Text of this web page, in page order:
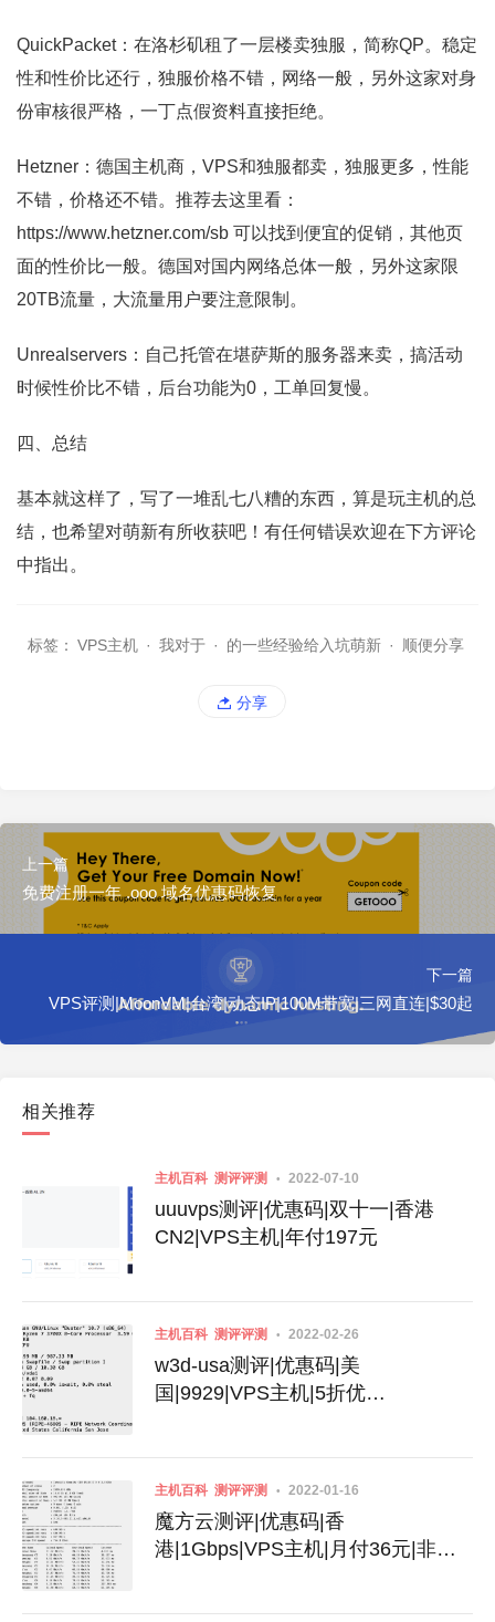
QuickPacket：在洛杉矶租了一层楼卖独服，简称QP。稳定
性和性价比还行，独服价格不错，网络一般，另外这家对身
份审核很严格，一丁点假资料直接拒绝。
Hetzner：德国主机商，VPS和独服都卖，独服更多，性能
不错，价格还不错。推荐去这里看：
https://www.hetzner.com/sb 可以找到便宜的促销，其他页
面的性价比一般。德国对国内网络总体一般，另外这家限
20TB流量，大流量用户要注意限制。
Unrealservers：自己托管在堪萨斯的服务器来卖，搞活动
时候性价比不错，后台功能为0，工单回复慢。
四、总结
基本就这样了，写了一堆乱七八糟的东西，算是玩主机的总
结，也希望对萌新有所收获吧！有任何错误欢迎在下方评论
中指出。
标签： VPS主机 · 我对于 · 的一些经验给入坑萌新 · 顺便分享
分享
上一篇
免费注册一年 .ooo 域名优惠码恢复
下一篇
VPS评测|MoonVM|台湾|动态IP|100M带宽|三网直连|$30起
相关推荐
主机百科 测评评测 2022-07-10
uuuvps测评|优惠码|双十一|香港
CN2|VPS主机|年付197元
主机百科 测评评测 2022-02-26
w3d-usa测评|优惠码|美
国|9929|VPS主机|5折优
主机百科 测评评测 2022-01-16
魔方云测评|优惠码|香
港|1Gbps|VPS主机|月付36元|非直